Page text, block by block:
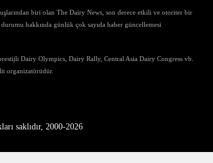
biri olan The Dairy News, son derece etkili ve otoriter bir
hakkında günlük çok sayıda haber güncellemesi
Dairy Olympics, Dairy Rally, Central Asia Dairy Congress vb.
organizatörüdür.
saklıdır, 2000-2026